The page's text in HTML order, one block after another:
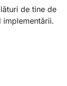
de tine de
implementării.